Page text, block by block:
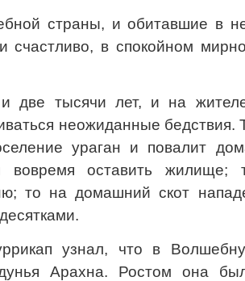
страны, и обитавшие в
счастливо, в спокойном
две тысячи лет, и на
неожиданные бедствия.
ураган и повалит
оставить жилище;
то на домашний скот
узнал, что в
Арахна. Ростом она